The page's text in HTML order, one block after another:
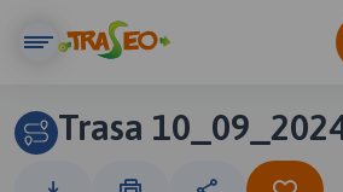
Trasa